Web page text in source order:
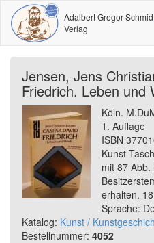
Adalbert Gregor
Verlag
Jensen, Jens
Friedrich. Leben und
Köln.
1. Auflage
ISBN
Kunst-
mit 87
erhalten.
Sprache:
Katalog: Kunst /
Bestellnummer: 4052